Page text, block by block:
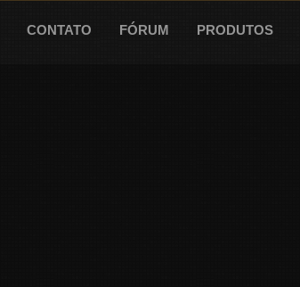
CONTATO FÓRUM PRODUTOS